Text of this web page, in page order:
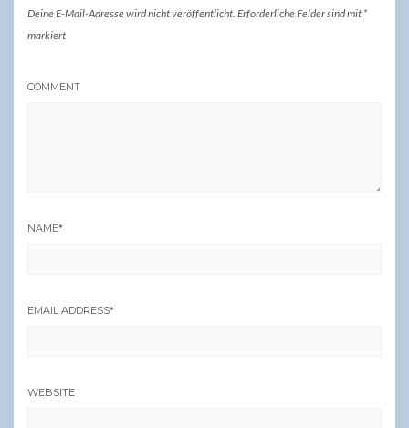
Deine E-Mail-Adresse wird nicht veröffentlicht. Erforderliche Felder sind mit *
markiert
COMMENT
NAME*
EMAIL ADDRESS*
WEBSITE